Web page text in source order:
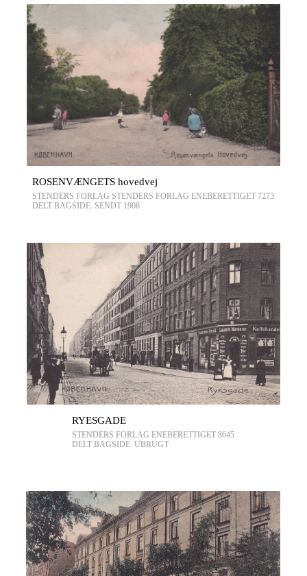
ROSENVÆNGETS hovedvej
STENDERS FORLAG STENDERS FORLAG ENEBERETTIGET 7273
DELT BAGSIDE. SENDT 1908
RYESGADE
STENDERS FORLAG ENEBERETTIGET 8645
DELT BAGSIDE. UBRUGT